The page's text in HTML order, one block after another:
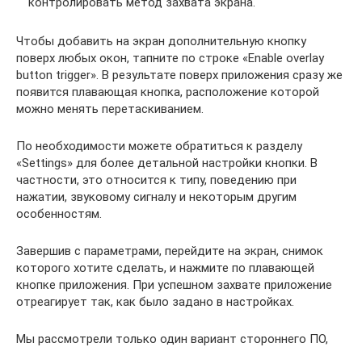
Чтобы добавить на экран дополнительную кнопку
поверх любых окон, тапните по строке «Enable overlay
button trigger». В результате поверх приложения сразу же
появится плавающая кнопка, расположение которой
можно менять перетаскиванием.
По необходимости можете обратиться к разделу
«Settings» для более детальной настройки кнопки. В
частности, это относится к типу, поведению при
нажатии, звуковому сигналу и некоторым другим
особенностям.
Завершив с параметрами, перейдите на экран, снимок
которого хотите сделать, и нажмите по плавающей
кнопке приложения. При успешном захвате приложение
отреагирует так, как было задано в настройках.
Мы рассмотрели только один вариант стороннего ПО,